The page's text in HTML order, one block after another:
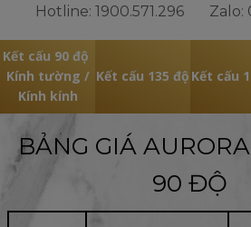
BẢNG GIÁ
90 ĐỘ
Hotline: 1900.571.296 Zalo:
Kết cấu 90 độ
Kính tường /
Kính kính
Kết cấu 135 độ Kết cấu